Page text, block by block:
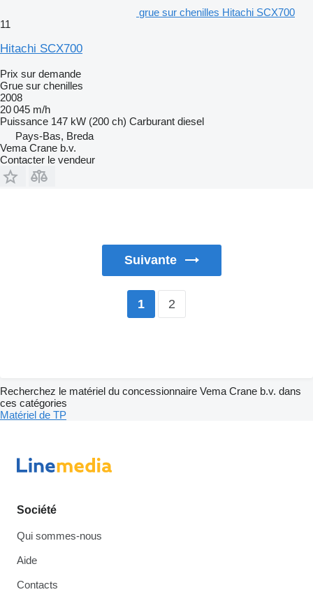
grue sur chenilles Hitachi SCX700
11
Hitachi SCX700
Prix sur demande
Grue sur chenilles
2008
20 045 m/h
Puissance 147 kW (200 ch) Carburant diesel
Pays-Bas, Breda
Vema Crane b.v.
Contacter le vendeur
Suivante
1 2
Recherchez le matériel du concessionnaire Vema Crane b.v. dans
ces catégories
Matériel de TP
Société
Qui sommes-nous
Aide
Contacts